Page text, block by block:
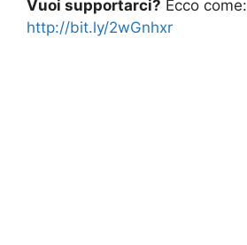
Vuoi supportarci? Ecco come:
http://bit.ly/2wGnhxr